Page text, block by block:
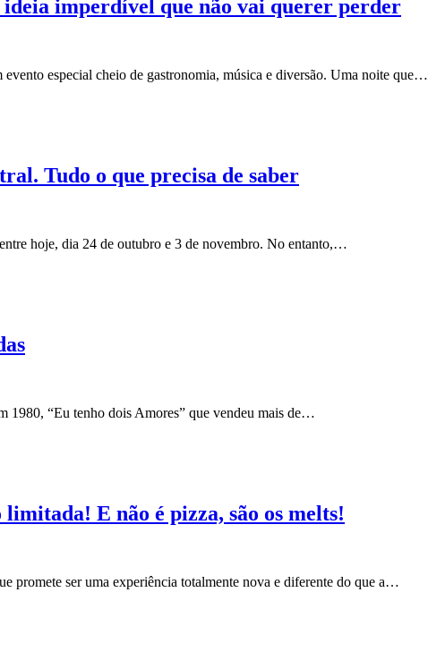
ideia imperdível que não vai querer perder
especial cheio de gastronomia, música e diversão. Uma noite que…
Tudo o que precisa de saber
hoje, dia 24 de outubro e 3 de novembro. No entanto,…
1980, “Eu tenho dois Amores” que vendeu mais de…
E não é pizza, são os melts!
promete ser uma experiência totalmente nova e diferente do que a…